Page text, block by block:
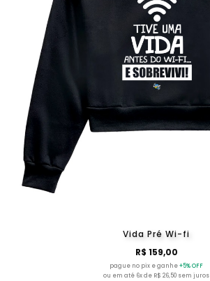
Vida Pré Wi-fi
R$ 159,00
pague no pix e ganhe+5% OFF
ou em até 6x de R$ 26,50 sem juros